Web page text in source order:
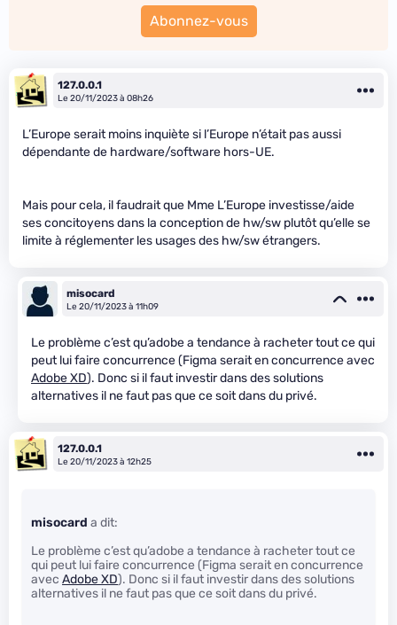
Abonnez-vous
127.0.0.1
Le 20/11/2023 à 08h26
L’Europe serait moins inquiète si l’Europe n’était pas aussi
dépendante de hardware/software hors-UE.
Mais pour cela, il faudrait que Mme L’Europe investisse/aide
ses concitoyens dans la conception de hw/sw plutôt qu’elle se
limite à réglementer les usages des hw/sw étrangers.
misocard
Le 20/11/2023 à 11h09
Le problème c’est qu’adobe a tendance à racheter tout ce qui
peut lui faire concurrence (Figma serait en concurrence avec
Adobe XD). Donc si il faut investir dans des solutions
alternatives il ne faut pas que ce soit dans du privé.
127.0.0.1
Le 20/11/2023 à 12h25
misocard a dit:
Le problème c’est qu’adobe a tendance à racheter tout ce
qui peut lui faire concurrence (Figma serait en concurrence
avec Adobe XD). Donc si il faut investir dans des solutions
alternatives il ne faut pas que ce soit dans du privé.